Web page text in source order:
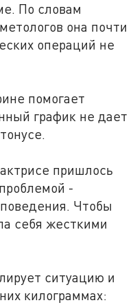
По словам
она почти
операций не
помогает
график не дает
пришлось
-
Чтобы
себя жесткими
ситуацию и
килограммах: